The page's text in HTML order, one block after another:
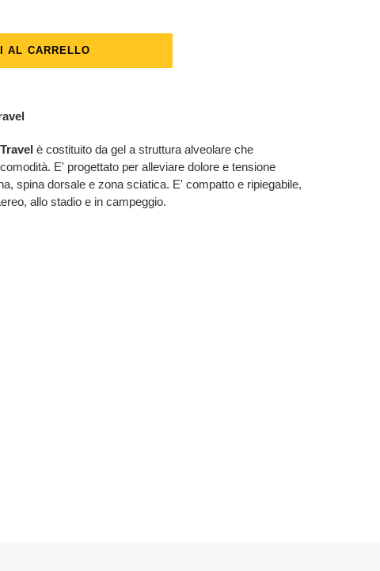
AL CARRELLO
è costituito da gel a struttura alveolare che
E' progettato per alleviare dolore e tensione
spina dorsale e zona sciatica. E' compatto e ripiegabile,
allo stadio e in campeggio.